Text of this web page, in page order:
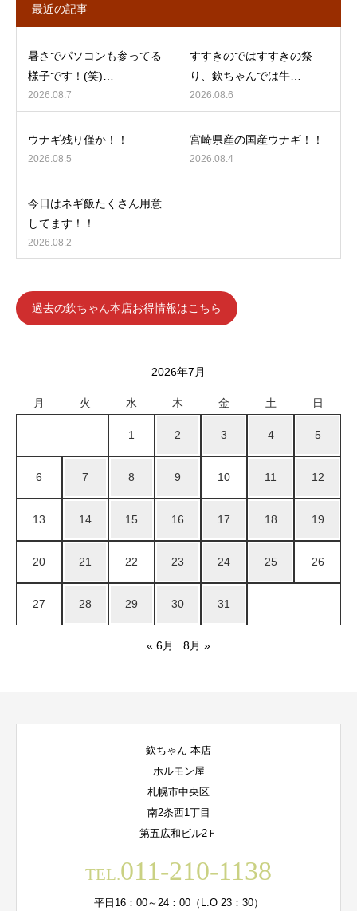
最近の記事
暑さでパソコンも参ってる
様子です！(笑)…
2026.08.7
すすきのではすすきの祭
り、欽ちゃんでは牛…
2026.08.6
ウナギ残り僅か！！
2026.08.5
宮崎県産の国産ウナギ！！
2026.08.4
今日はネギ飯たくさん用意
してます！！
2026.08.2
過去の欽ちゃん本店お得情報はこちら
2026年7月
月 火 水 木 金 土 日
1 2 3 4 5
6 7 8 9 10 11 12
13 14 15 16 17 18 19
20 21 22 23 24 25 26
27 28 29 30 31
« 6月 8月 »
欽ちゃん 本店
ホルモン屋
札幌市中央区
南2条西1丁目
第五広和ビル2Ｆ
TEL.011-210-1138
平日16：00～24：00（L.O 23：30）